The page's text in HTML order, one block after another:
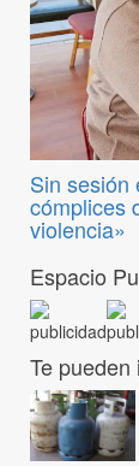
Sin sesión
cómplices
violencia»
Espacio
Te pueden